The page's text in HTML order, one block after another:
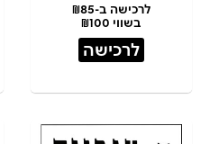
לרכישה ב-₪85
בשווי ₪100
לרכישה